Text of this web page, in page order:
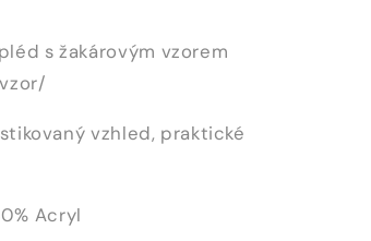
s žakárovým vzorem
vzhled, praktické
Acryl